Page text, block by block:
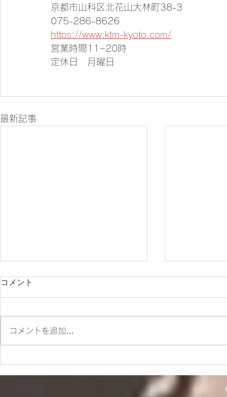
京都市山科区北花山大林町38-3
075-286-8626
https://www.ktm-kyoto.com/
営業時間11~20時
定休日　月曜日
最新記事
ES700ラリー仕様とES700の
違いをご紹介‼
＊明日から
＊
コメント
コメントを追加…